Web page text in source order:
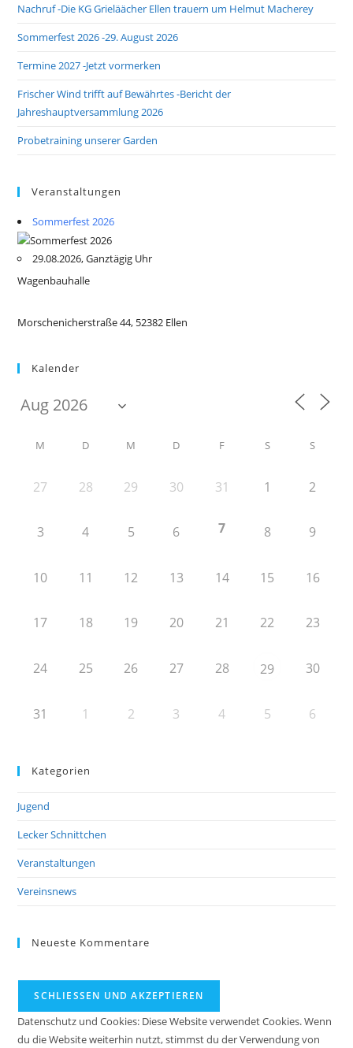
Nachruf -Die KG Grieläächer Ellen trauern um Helmut Macherey
Sommerfest 2026 -29. August 2026
Termine 2027 -Jetzt vormerken
Frischer Wind trifft auf Bewährtes -Bericht der
Jahreshauptversammlung 2026
Probetraining unserer Garden
Veranstaltungen
Sommerfest 2026
29.08.2026, Ganztägig Uhr
Wagenbauhalle
Morschenicherstraße 44, 52382 Ellen
Kalender
M D M D F S S
27 28 29 30 31 1 2
3 4 5 6 7 8 9
10 11 12 13 14 15 16
17 18 19 20 21 22 23
24 25 26 27 28 29 30
31 1 2 3 4 5 6
Kategorien
Jugend
Lecker Schnittchen
Veranstaltungen
Vereinsnews
Neueste Kommentare
Datenschutz und Cookies: Diese Website verwendet Cookies. Wenn
du die Website weiterhin nutzt, stimmst du der Verwendung von